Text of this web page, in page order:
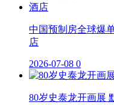
中国预制房全球爆
店
2026-07-08 0
80岁史泰龙开画展